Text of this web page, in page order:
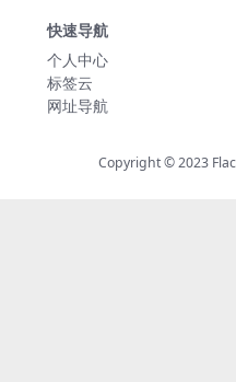
快速导航
个人中心
标签云
网址导航
Copyright © 2023